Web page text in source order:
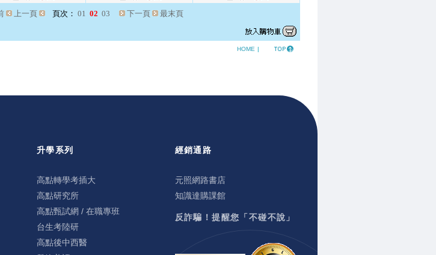
上一頁 頁次： 01 02 03 下一頁 最末頁
HOME |
升學系列
高點轉學考插大
高點研究所
高點甄試網 / 在職專班
台生考陸研
高點後中西醫
經銷通路
元照網路書店
知識達購課館
反詐騙！提醒您「不碰不說」